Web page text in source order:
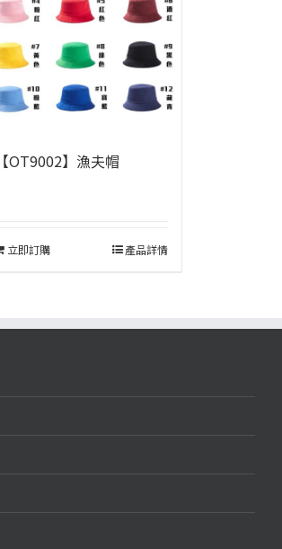
【OT9002】漁夫帽
立即訂購 產品詳情